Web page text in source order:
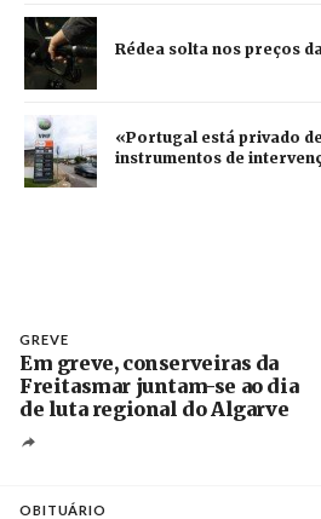
Rédea solta nos preços
«Portugal está privado
instrumentos de
GREVE
Em greve, conserveiras da
Freitasmar juntam-se ao dia
de luta regional do Algarve
OBITUÁRIO